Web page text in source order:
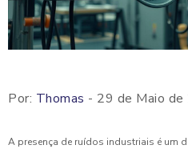
Por: Thomas - 29 de Maio
A presença de ruídos industriais é um